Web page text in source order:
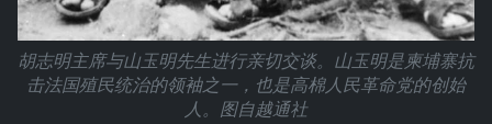
胡志明主席与山玉明先生进行亲切交谈。山玉明是柬埔寨抗
击法国殖民统治的领袖之一，也是高棉人民革命党的创始
人。图自越通社